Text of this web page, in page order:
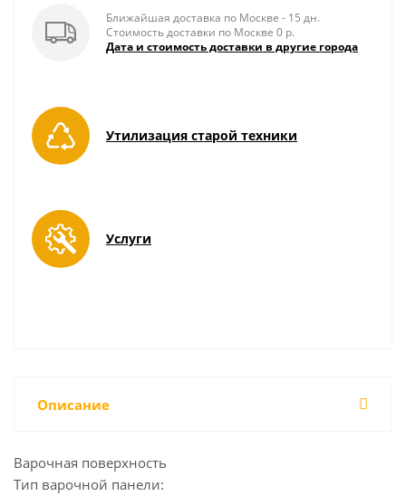
Ближайшая доставка по Москве - 15 дн.
Стоимость доставки по Москве 0 р.
Дата и стоимость доставки в другие города
Утилизация старой техники
Услуги
Описание
Варочная поверхность
Тип варочной панели: